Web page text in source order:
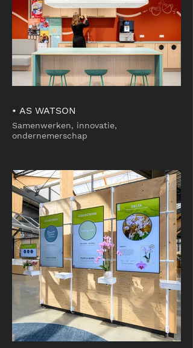
• AS WATSON
Samenwerken, innovatie,
ondernemerschap